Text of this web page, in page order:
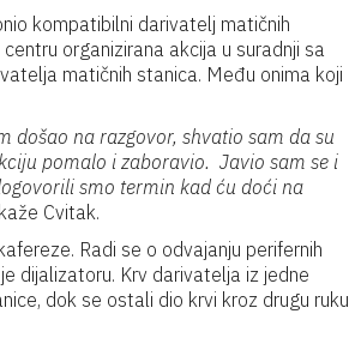
kompatibilni darivatelj matičnih
organizirana akcija u suradnji sa
matičnih stanica. Među onima koji
došao na razgovor, shvatio sam da su
pomalo i zaboravio. Javio sam se i
smo termin kad ću doći na
kaže Cvitak.
Radi se o odvajanju perifernih
dijalizatoru. Krv darivatelja iz jedne
dok se ostali dio krvi kroz drugu ruku